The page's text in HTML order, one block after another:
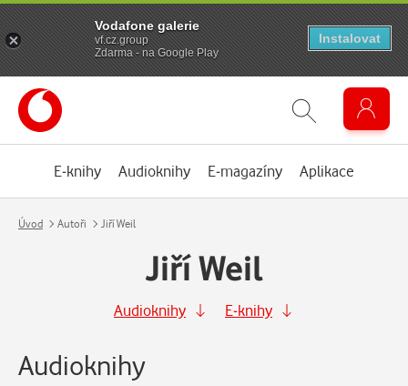
E-knihy Audioknihy E-magazíny Aplikace
Úvod Autoři Jiří Weil
Jiří Weil
Audioknihy E-knihy
Audioknihy
Vodafone galerie
vf.cz.group
Zdarma - na Google Play
Instalovat